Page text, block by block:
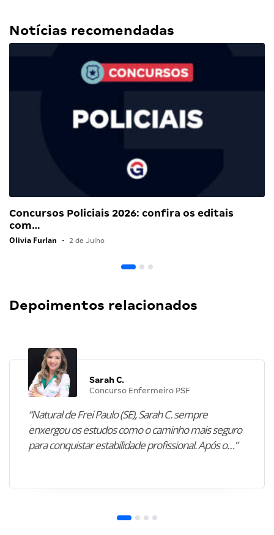
Notícias recomendadas
Concursos Policiais 2026: confira os editais
com…
Olivia Furlan • 2 de Julho
Depoimentos relacionados
Sarah C.
Concurso Enfermeiro PSF
“Natural de Frei Paulo (SE), Sarah C. sempre
enxergou os estudos como o caminho mais seguro
para conquistar estabilidade profissional. Após o…”